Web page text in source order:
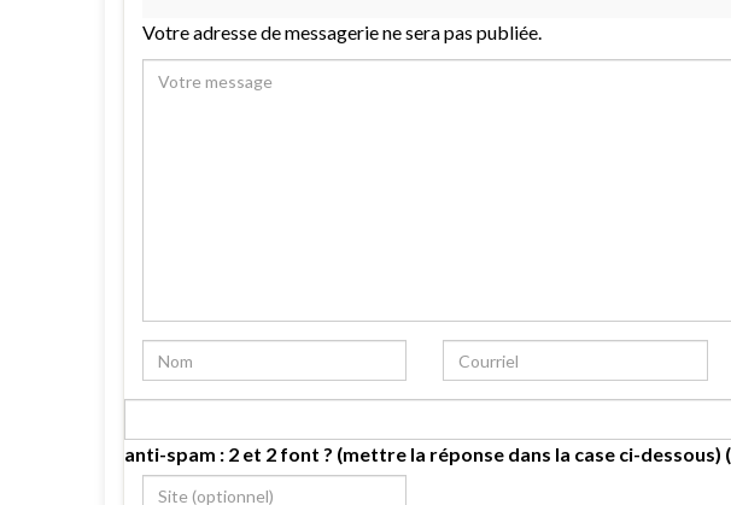
Votre adresse de messagerie ne sera pas publiée.
anti-spam : 2 et 2 font ? (mettre la réponse dans la case ci-